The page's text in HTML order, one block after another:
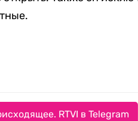
RTVI в Telegram